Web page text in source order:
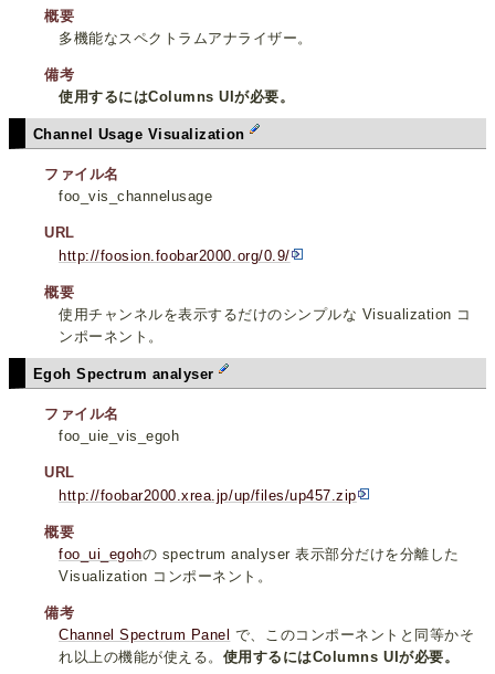
概要
多機能なスペクトラムアナライザー。
備考
使用するにはColumns UIが必要。
Channel Usage Visualization
ファイル名
foo_vis_channelusage
URL
http://foosion.foobar2000.org/0.9/
概要
使用チャンネルを表示するだけのシンプルな Visualization コ
ンポーネント。
Egoh Spectrum analyser
ファイル名
foo_uie_vis_egoh
URL
http://foobar2000.xrea.jp/up/files/up457.zip
概要
foo_ui_egohの spectrum analyser 表示部分だけを分離した
Visualization コンポーネント。
備考
Channel Spectrum Panel で、このコンポーネントと同等かそ
れ以上の機能が使える。 使用するにはColumns UIが必要。